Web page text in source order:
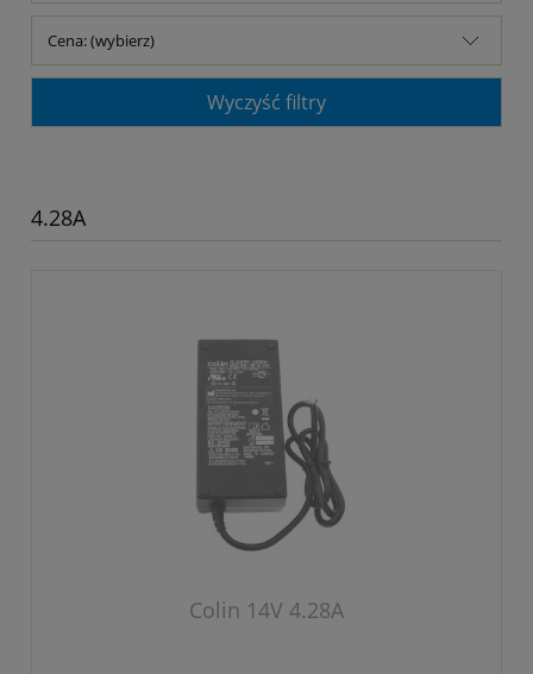
Cena: (wybierz)
Wyczyść filtry
4.28A
Colin 14V 4.28A